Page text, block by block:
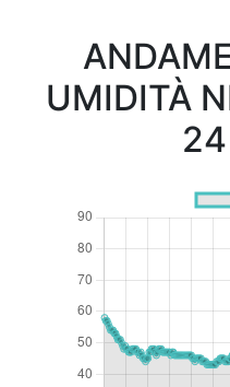
UMIDITÀ